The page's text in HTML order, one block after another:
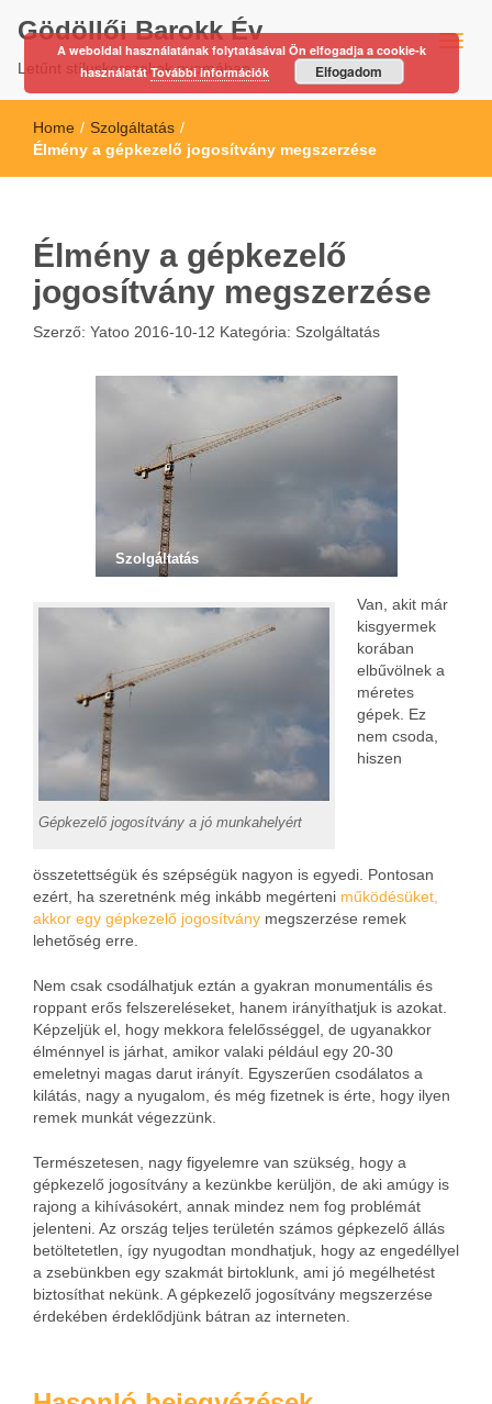
Gödöllői Barokk Év
Letűnt stíluskorszakok nyomában…
Home / Szolgáltatás /
Élmény a gépkezelő jogosítvány megszerzése
Élmény a gépkezelő
jogosítvány megszerzése
Szerző: Yatoo 2016-10-12 Kategória: Szolgáltatás
Szolgáltatás
Gépkezelő jogosítvány a jó munkahelyért
Van, akit már
kisgyermek
korában
elbűvölnek a
méretes
gépek. Ez
nem csoda,
hiszen
összetettségük és szépségük nagyon is egyedi. Pontosan
ezért, ha szeretnénk még inkább megérteni működésüket,
akkor egy gépkezelő jogosítvány megszerzése remek
lehetőség erre.
Nem csak csodálhatjuk eztán a gyakran monumentális és
roppant erős felszereléseket, hanem irányíthatjuk is azokat.
Képzeljük el, hogy mekkora felelősséggel, de ugyanakkor
élménnyel is járhat, amikor valaki például egy 20-30
emeletnyi magas darut irányít. Egyszerűen csodálatos a
kilátás, nagy a nyugalom, és még fizetnek is érte, hogy ilyen
remek munkát végezzünk.
Természetesen, nagy figyelemre van szükség, hogy a
gépkezelő jogosítvány a kezünkbe kerüljön, de aki amúgy is
rajong a kihívásokért, annak mindez nem fog problémát
jelenteni. Az ország teljes területén számos gépkezelő állás
betöltetetlen, így nyugodtan mondhatjuk, hogy az engedéllyel
a zsebünkben egy szakmát birtoklunk, ami jó megélhetést
biztosíthat nekünk. A gépkezelő jogosítvány megszerzése
érdekében érdeklődjünk bátran az interneten.
A weboldal használatának folytatásával Ön elfogadja a cookie-k
használatátTovábbi információk Elfogadom